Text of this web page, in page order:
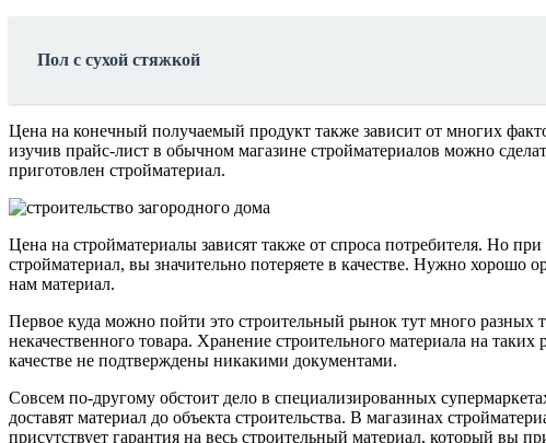
Пол с сухой стяжкой
Цена на конечный получаемый продукт также зависит от многих
изучив прайс-лист в обычном магазине стройматериалов можно
приготовлен стройматериал.
Цена на стройматериалы зависят также от спроса потребителя. Но
стройматериал, вы значительно потеряете в качестве. Нужно хорошо
нам материал.
Первое куда можно пойти это строительный рынок тут много разных
некачественного товара. Хранение строительного материала на
качестве не подтверждены никакими документами.
Совсем по-другому обстоит дело в специализированных
доставят материал до объекта строительства. В магазинах
присутствует гарантия на весь строительный материал, который вы